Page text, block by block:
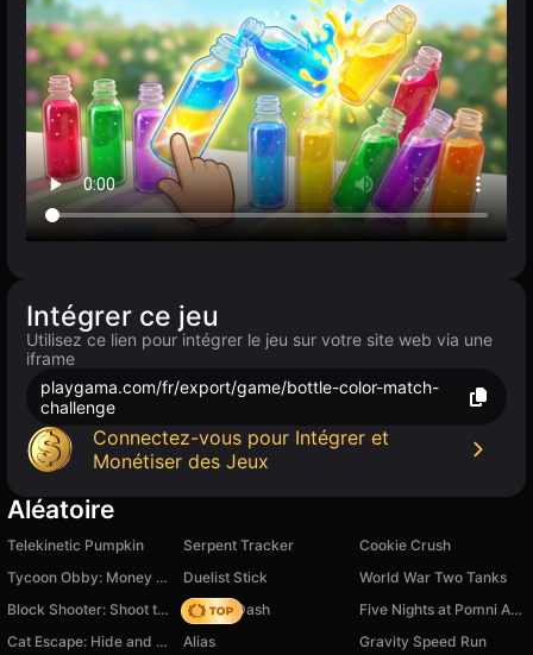
Intégrer ce jeu
Utilisez ce lien pour intégrer le jeu sur votre site web via une
iframe
playgama.com/fr/export/game/bottle-color-match-
challenge
Connectez-vous pour Intégrer et
Monétiser des Jeux
Aléatoire
Telekinetic Pumpkin Serpent Tracker
Cookie Crush
Tycoon Obby: Money Millionaire
Duelist Stick
World War Two Tanks
Block Shooter: Shoot the Blocks!
Soccer Dash
Five Nights at Pomni Amazing Digital Circus
Cat Escape: Hide and Seek
Alias
Gravity Speed Run